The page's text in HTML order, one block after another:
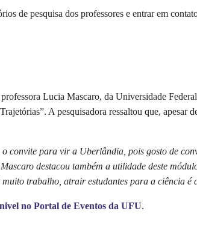
de pesquisa dos professores e entrar em
Lucia Mascaro, da Universidade
A pesquisadora ressaltou que, apesar
para vir a Uberlândia, pois gosto de
destacou também a utilidade deste
trabalho, atrair estudantes para a ciência é
no Portal de Eventos da UFU.